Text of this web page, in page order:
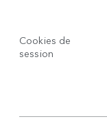
Cookies de
session